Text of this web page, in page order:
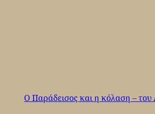
Ο Παράδεισος και η κόλαση –